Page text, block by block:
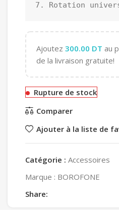
7. Rotation
Ajoutez 300.00 DT au
de la livraison gratuite!
Rupture de stock
Comparer
Ajouter à la liste de
Catégorie : Accessoires
Marque : BOROFONE
Share: